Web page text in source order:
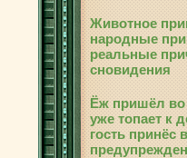
Животное
народные
реальные
сновидения
Ёж пришёл во
уже топает к
гость принёс